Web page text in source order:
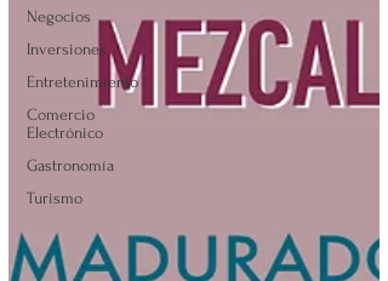
Negocios
Inversiones
Entretenimiento
Comercio
Electrónico
Gastronomía
Turismo